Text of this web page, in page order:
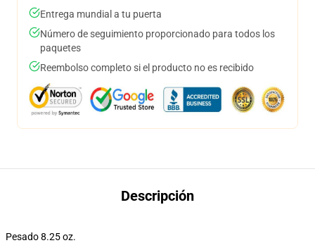
Entrega mundial a tu puerta
Número de seguimiento proporcionado para todos los
paquetes
Reembolso completo si el producto no es recibido
Descripción
Pesado 8.25 oz.